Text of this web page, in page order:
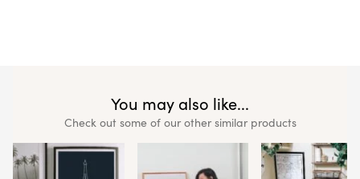
You may also like...
Check out some of our other similar products